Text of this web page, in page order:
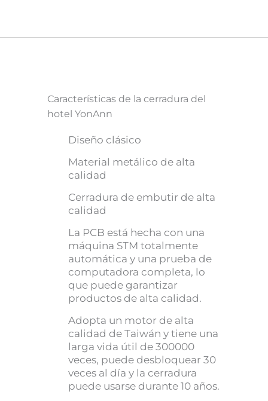
Características de la cerradura del
hotel YonAnn
Diseño clásico
Material metálico de alta
calidad
Cerradura de embutir de alta
calidad
La PCB está hecha con una
máquina STM totalmente
automática y una prueba de
computadora completa, lo
que puede garantizar
productos de alta calidad.
Adopta un motor de alta
calidad de Taiwán y tiene una
larga vida útil de 300000
veces, puede desbloquear 30
veces al día y la cerradura
puede usarse durante 10 años.